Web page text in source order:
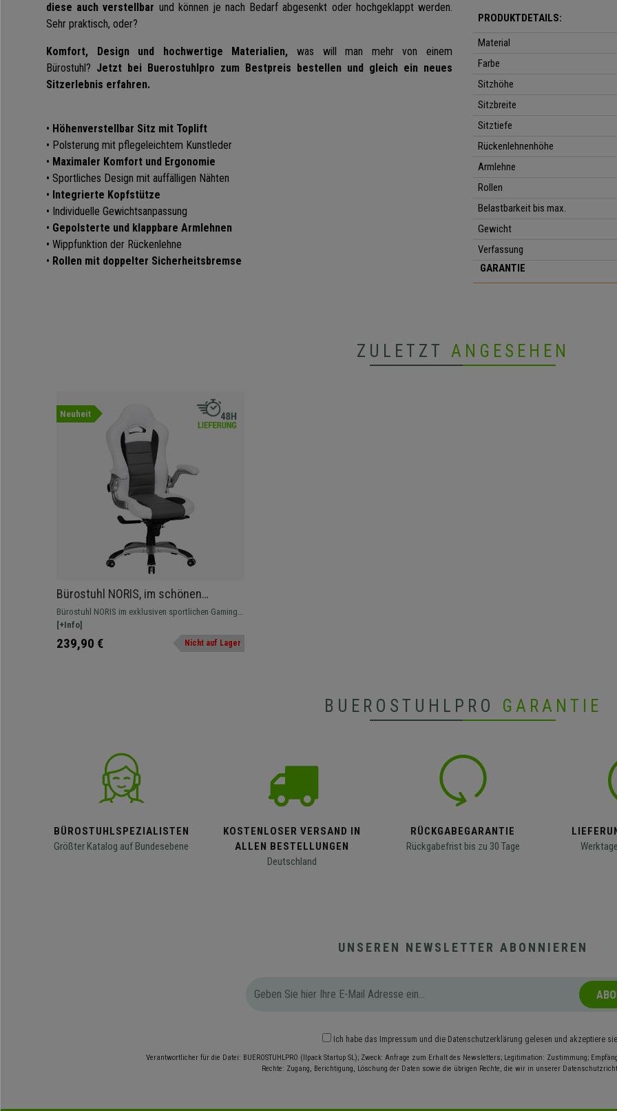
diese auch verstellbar und können je nach Bedarf abgesenkt oder hochgeklappt werden.
Sehr praktisch, oder?
Komfort, Design und hochwertige Materialien, was will man mehr von einem
Bürostuhl? Jetzt bei Buerostuhlpro zum Bestpreis bestellen und gleich ein neues
Sitzerlebnis erfahren.
• Höhenverstellbar Sitz mit Toplift
• Polsterung mit pflegeleichtem Kunstleder
• Maximaler Komfort und Ergonomie
• Sportliches Design mit auffälligen Nähten
• Integrierte Kopfstütze
• Individuelle Gewichtsanpassung
• Gepolsterte und klappbare Armlehnen
• Wippfunktion der Rückenlehne
• Rollen mit doppelter Sicherheitsbremse
PRODUKTDETAILS:
Material
Farbe
Sitzhöhe
Sitzbreite
Sitztiefe
Rückenlehnenhöhe
Armlehne
Rollen
Belastbarkeit bis max.
Gewicht
Verfassung
GARANTIE
ZULETZT ANGESEHEN
Neuheit
Bürostuhl NORIS, im schönen
Gaming-Design, Lederbezug, für die
professionelle 8h-Nutzung, Farbe
Weiß
Bürostuhl NORIS im exklusiven sportlichen Gaming-
Design, für die professionelle 8h-Nutzung, mit
Lederbezug.
[+Info]
239,90 € Nicht auf Lager
BUEROSTUHLPRO GARANTIE
BÜROSTUHLSPEZIALISTEN
Größter Katalog auf Bundesebene
KOSTENLOSER VERSAND IN
ALLEN BESTELLUNGEN
Deutschland
RÜCKGABEGARANTIE
Rückgabefrist bis zu 30 Tage
UNSEREN NEWSLETTER ABONNIEREN
Ich habe das Impressum und die Datenschutzerklärung gelesen und akzeptiere sie
Verantwortlicher für die Datei: BUEROSTUHLPRO (Ilpack Startup SL); Zweck: Anfrage zum Erhalt des Newsletters; Legitimation: Zustimmung;
Rechte: Zugang, Berichtigung, Löschung der Daten sowie die übrigen Rechte, die wir in unserer